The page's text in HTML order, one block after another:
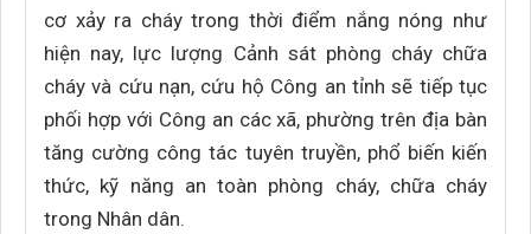
cơ xảy ra cháy trong thời điểm nắng nóng như
hiện nay, lực lượng Cảnh sát phòng cháy chữa
cháy và cứu nạn, cứu hộ Công an tỉnh sẽ tiếp tục
phối hợp với Công an các xã, phường trên địa bàn
tăng cường công tác tuyên truyền, phổ biến kiến
thức, kỹ năng an toàn phòng cháy, chữa cháy
trong Nhân dân.